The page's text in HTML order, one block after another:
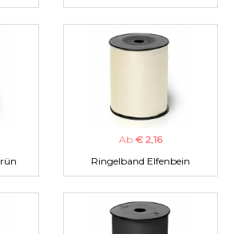
Ab € 2,16
Ringelband Elfenbein